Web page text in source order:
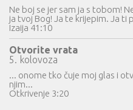
Ne boj se jer sam ja s tobom!
ja tvoj Bog! Ja te krijepim. Ja ti
Izaija 41:10
Otvorite vrata
5. kolovoza
... onome tko čuje moj glas i
njim...
Otkrivenje 3:20